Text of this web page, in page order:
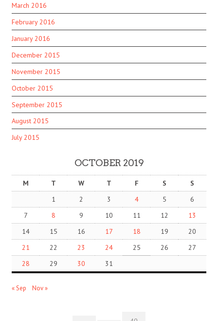
March 2016
February 2016
January 2016
December 2015
November 2015
October 2015
September 2015
August 2015
July 2015
OCTOBER 2019
M T W T F S
S
1
2 3 4 5
6
7
8 9 10 11 12
13
14
15 16 17 18 19
20
21
22 23 24 25 26
27
28
29 30 31
« Sep Nov »